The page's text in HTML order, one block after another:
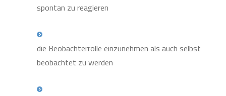
spontan zu reagieren
die Beobachterrolle einzunehmen als auch selbst
beobachtet zu werden